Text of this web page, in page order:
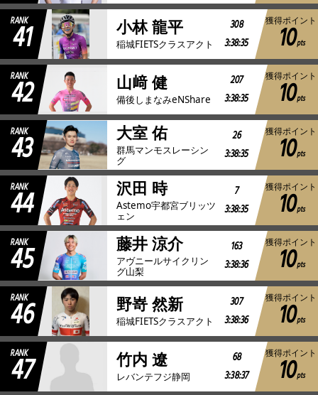
RANK
41 小林 龍平
稲城FIETSクラスアクト
308
3:38:35
獲得ポイント
10pts
RANK
42 山﨑 健
備後しまなみeNShare
207
3:38:35
獲得ポイント
10pts
RANK
43 大室 佑
群馬マンモスレーシン
グ
26
3:38:35
獲得ポイント
10pts
RANK
44 沢田 時
Astemo宇都宮ブリッツ
ェン
7
3:38:35
獲得ポイント
10pts
RANK
45 藤井 涼介
アヴニールサイクリン
グ山梨
163
3:38:36
獲得ポイント
10pts
RANK
46 野嵜 然新
稲城FIETSクラスアクト
307
3:38:36
獲得ポイント
10pts
RANK
47 竹内 遼
レバンテフジ静岡
68
3:38:37
獲得ポイント
10pts